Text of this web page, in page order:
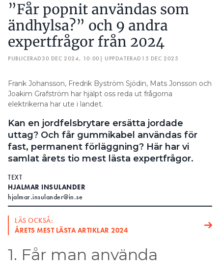
”Får popnit användas som
ändhylsa?” och 9 andra
expertfrågor från 2024
PUBLICERAD30 DEC 2024, 10:00 | UPPDATERAD 15 DEC 2025
Frank Johansson, Fredrik Byström Sjödin, Mats Jonsson och
Joakim Grafström har hjälpt oss reda ut frågorna
elektrikerna har ute i landet.
Kan en jordfelsbrytare ersätta jordade
uttag? Och får gummikabel användas för
fast, permanent förläggning? Här har vi
samlat årets tio mest lästa expertfrågor.
TEXT
HJALMAR INSULANDER
hjalmar.insulander@in.se
LÄS OCKSÅ:
ÅRETS MEST LÄSTA ARTIKLAR 2024
1. Får man använda